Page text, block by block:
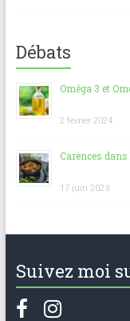
Débats
Oméga 3 et
2 février 2024
Carences
17 juin 2023
Suivez moi